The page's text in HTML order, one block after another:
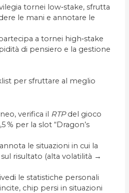
tornei low‑stake, sfrutta
le mani e annotare le
a tornei high‑stake
di pensiero e la gestione
per sfruttare al meglio
verifica il RTPdel gioco
% per la slot “Dragon’s
le situazioni in cui la
risultato (alta volatilità →
le statistiche personali
chip persi in situazioni